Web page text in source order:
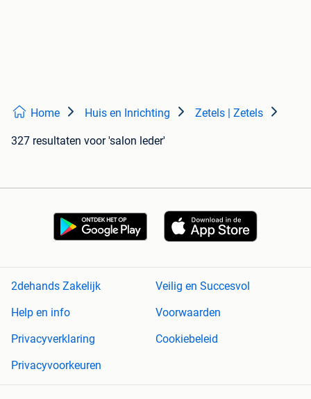
Home Huis en Inrichting Zetels | Zetels
327 resultaten voor 'salon leder'
2dehands Zakelijk
Veilig en Succesvol
Help en info
Voorwaarden
Privacyverklaring
Cookiebeleid
Privacyvoorkeuren